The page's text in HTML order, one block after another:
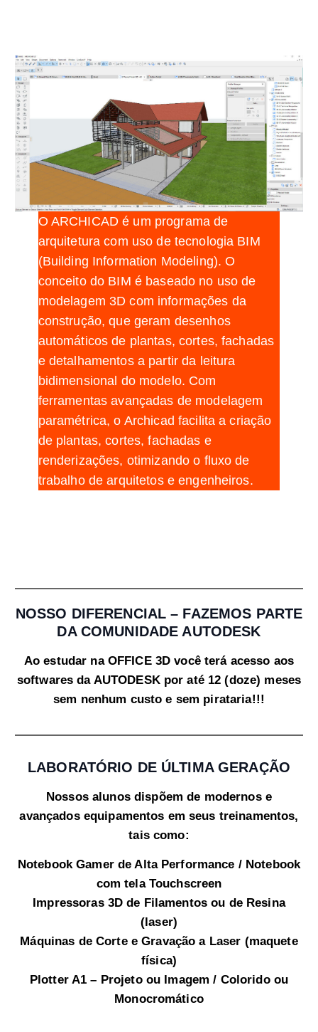
O ARCHICAD é um programa de
arquitetura com uso de tecnologia BIM
(Building Information Modeling). O
conceito do BIM é baseado no uso de
modelagem 3D com informações da
construção, que geram desenhos
automáticos de plantas, cortes, fachadas
e detalhamentos a partir da leitura
bidimensional do modelo. Com
ferramentas avançadas de modelagem
paramétrica, o Archicad facilita a criação
de plantas, cortes, fachadas e
renderizações, otimizando o fluxo de
trabalho de arquitetos e engenheiros.
NOSSO DIFERENCIAL – FAZEMOS PARTE
DA COMUNIDADE AUTODESK
Ao estudar na OFFICE 3D você terá acesso aos
softwares da AUTODESK por até 12 (doze) meses
sem nenhum custo e sem pirataria!!!
LABORATÓRIO DE ÚLTIMA GERAÇÃO
Nossos alunos dispõem de modernos e
avançados equipamentos em seus treinamentos,
tais como:
Notebook Gamer de Alta Performance / Notebook
com tela Touchscreen
Impressoras 3D de Filamentos ou de Resina
(laser)
Máquinas de Corte e Gravação a Laser (maquete
física)
Plotter A1 – Projeto ou Imagem / Colorido ou
Monocromático